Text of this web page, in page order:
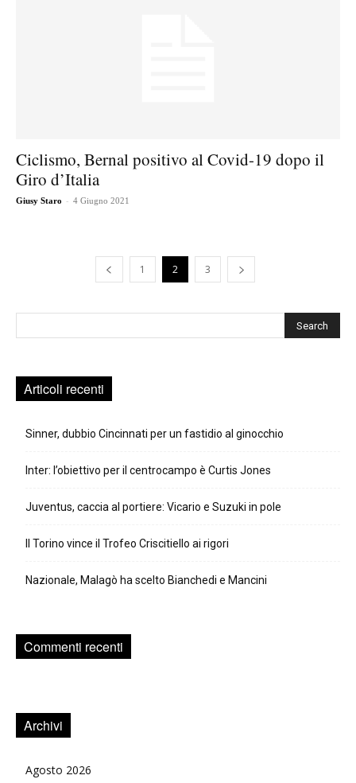
Ciclismo, Bernal positivo al Covid-19 dopo il
Giro d’Italia
Giusy Staro - 4 Giugno 2021
1 2 3
Articoli recenti
Sinner, dubbio Cincinnati per un fastidio al ginocchio
Inter: l’obiettivo per il centrocampo è Curtis Jones
Juventus, caccia al portiere: Vicario e Suzuki in pole
Il Torino vince il Trofeo Criscitiello ai rigori
Nazionale, Malagò ha scelto Bianchedi e Mancini
Commenti recenti
Archivi
Agosto 2026